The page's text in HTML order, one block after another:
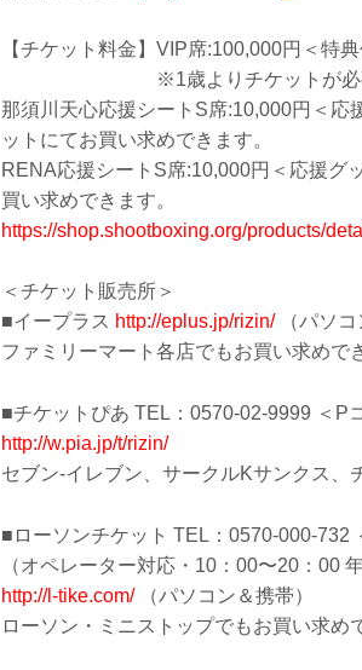
【チケット料金】VIP席:100,000円＜特
※1歳よりチケットが必要
那須川天心応援シートS席:10,000円＜応
ットにてお買い求めできます。
RENA応援シートS席:10,000円＜応援グ
買い求めできます。
https://shop.shootboxing.org/products/
＜チケット販売所＞
■イープラス http://eplus.jp/rizin/ （パソコ
ファミリーマート各店でもお買い求めで
■チケットぴあ TEL：0570-02-9999 ＜P
http://w.pia.jp/t/rizin/
セブン-イレブン、サークルKサンクス、
■ローソンチケット TEL：0570-000-732
（オペレーター対応・10：00〜20：00
http://l-tike.com/（パソコン＆携帯）
ローソン・ミニストップでもお買い求め